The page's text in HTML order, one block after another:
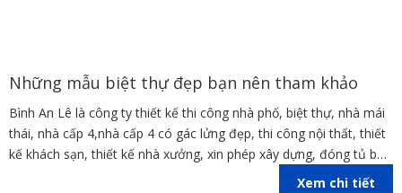
Những mẫu biệt thự đẹp bạn nên tham khảo
Bình An Lê là công ty thiết kế thi công nhà phố, biệt thự, nhà mái
thái, nhà cấp 4,nhà cấp 4 có gác lửng đẹp, thi công nội thất, thiết
kế khách sạn, thiết kế nhà xưởng, xin phép xây dựng, đóng tủ bếp
trên địa bàn các tỉnh Đồng Nai, Bình Dương, TP Hồ Chí Minh,
Xem chi tiết